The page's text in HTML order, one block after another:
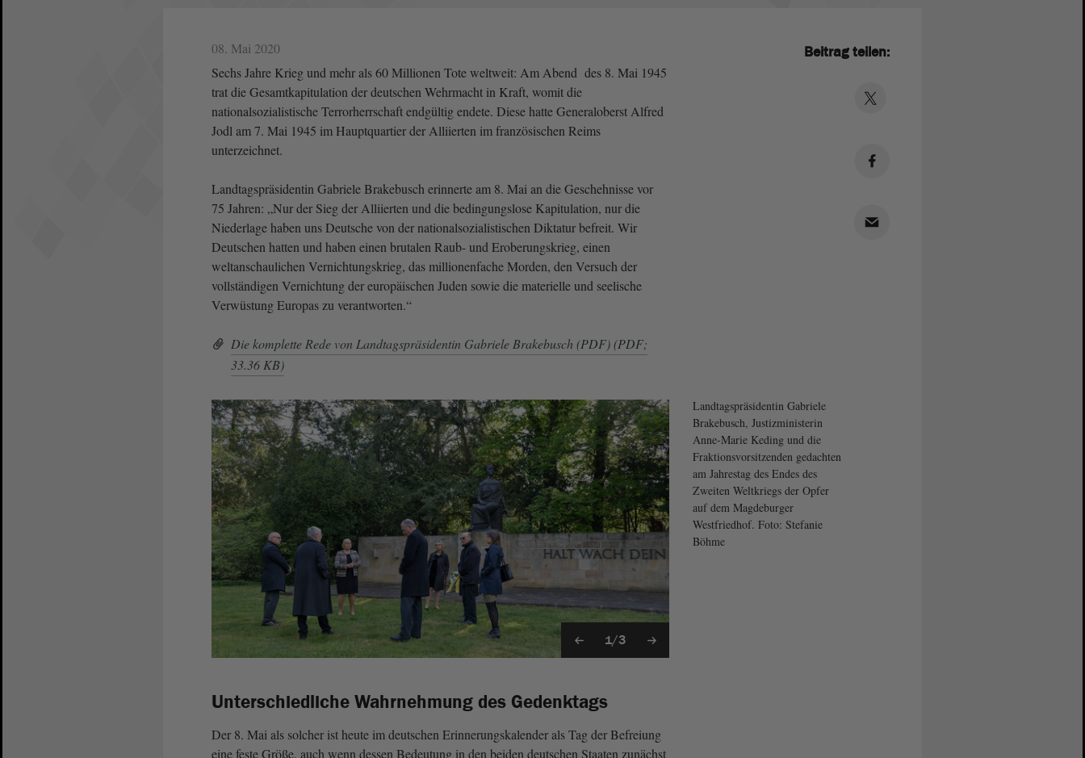
08. Mai 2020
Sechs Jahre Krieg und mehr als 60 Millionen Tote weltweit: Am Abend des 8. Mai 1945
trat die Gesamtkapitulation der deutschen Wehrmacht in Kraft, womit die
nationalsozialistische Terrorherrschaft endgültig endete. Diese hatte Generaloberst Alfred
Jodl am 7. Mai 1945 im Hauptquartier der Alliierten im französischen Reims
unterzeichnet.
Landtagspräsidentin Gabriele Brakebusch erinnerte am 8. Mai an die Geschehnisse vor
75 Jahren: „Nur der Sieg der Alliierten und die bedingungslose Kapitulation, nur die
Niederlage haben uns Deutsche von der nationalsozialistischen Diktatur befreit. Wir
Deutschen hatten und haben einen brutalen Raub- und Eroberungskrieg, einen
weltanschaulichen Vernichtungskrieg, das millionenfache Morden, den Versuch der
vollständigen Vernichtung der europäischen Juden sowie die materielle und seelische
Verwüstung Europas zu verantworten.“
Die komplette Rede von Landtagspräsidentin Gabriele Brakebusch (PDF) (PDF;
33.36 KB)
1/3
Landtagspräsidentin Gabriele
Brakebusch, Justizministerin
Anne-Marie Keding und die
Fraktionsvorsitzenden gedachten
am Jahrestag des Endes des
Zweiten Weltkriegs der Opfer
auf dem Magdeburger
Westfriedhof. Foto: Stefanie
Böhme
Unterschiedliche Wahrnehmung des Gedenktags
Der 8. Mai als solcher ist heute im deutschen Erinnerungskalender als Tag der Befreiung
eine feste Größe, auch wenn dessen Bedeutung in den beiden deutschen Staaten zunächst
Beitrag teilen: